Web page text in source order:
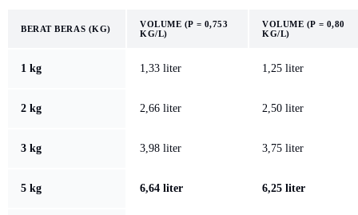
BERAT BERAS (KG)
VOLUME (P = 0,753
KG/L)
VOLUME (P = 0,80
KG/L)
1 kg 1,33 liter 1,25 liter
2 kg 2,66 liter 2,50 liter
3 kg 3,98 liter 3,75 liter
5 kg 6,64 liter 6,25 liter